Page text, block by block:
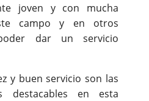
joven y con mucha
campo y en otros
dar un servicio
y buen servicio son las
destacables en esta